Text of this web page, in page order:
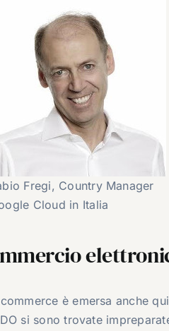
Fregi, Country Manager
Cloud in Italia
è emersa anche
si sono trovate